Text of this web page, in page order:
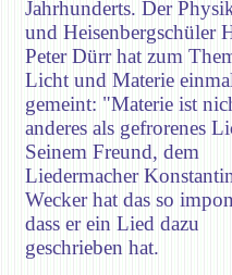
Jahrhunderts. Der
und Heisenbergschüler
Peter Dürr hat zum
Licht und Materie
gemeint: "Materie ist
anderes als gefrorenes
Seinem Freund, dem
Liedermacher
Wecker hat das so
dass er ein Lied dazu
geschrieben hat.